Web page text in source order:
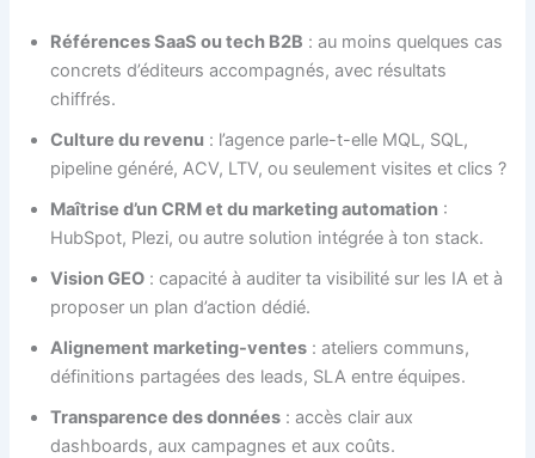
Références SaaS ou tech B2B : au moins quelques cas
concrets d’éditeurs accompagnés, avec résultats
chiffrés.
Culture du revenu : l’agence parle-t-elle MQL, SQL,
pipeline généré, ACV, LTV, ou seulement visites et clics ?
Maîtrise d’un CRM et du marketing automation :
HubSpot, Plezi, ou autre solution intégrée à ton stack.
Vision GEO : capacité à auditer ta visibilité sur les IA et à
proposer un plan d’action dédié.
Alignement marketing-ventes : ateliers communs,
définitions partagées des leads, SLA entre équipes.
Transparence des données : accès clair aux
dashboards, aux campagnes et aux coûts.